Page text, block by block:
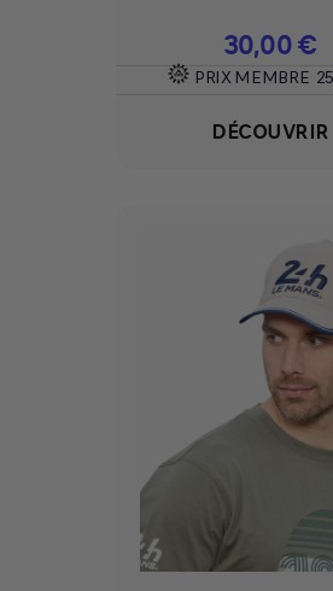
Prix
30,00 €
PRIX MEMBRE
DÉCOUVRIR